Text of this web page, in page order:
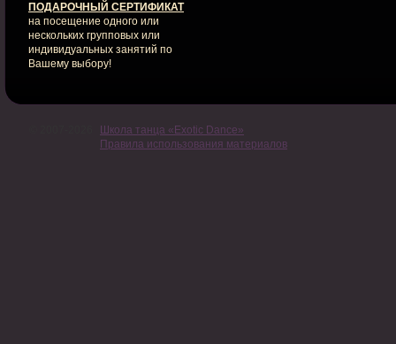
ПОДАРОЧНЫЙ СЕРТИФИКАТ
на посещение одного или
нескольких групповых или
индивидуальных занятий по
Вашему выбору!
Школа танца «Exotic Dance»
Правила использования материалов